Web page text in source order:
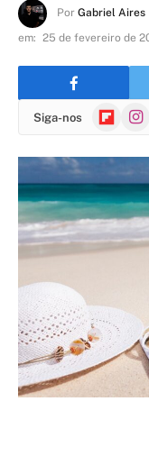
Por Gabriel Aires
em: 25 de fevereiro de
Siga-nos Flipboard